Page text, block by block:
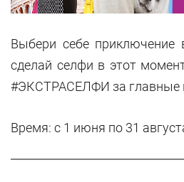
Выбери себе приключение
сделай селфи в этот
#ЭКСТРАСЕЛФИ за главные
Время: с 1 июня по 31